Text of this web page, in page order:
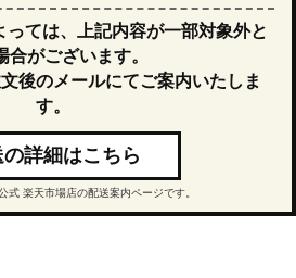
っては、上記内容が一部対象外と
合がございます。
後のメールにてご案内いたしま
す。
の詳細はこちら
式 楽天市場店の配送案内ページです。